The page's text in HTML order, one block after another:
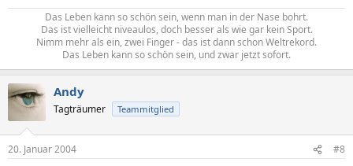
Das Leben kann so schön sein, wenn man in der Nase bohrt.
Das ist vielleicht niveaulos, doch besser als wie gar kein Sport.
Nimm mehr als ein, zwei Finger - das ist dann schon Weltrekord.
Das Leben kann so schön sein, und zwar jetzt sofort.​
Andy
Tagträumer Teammitglied
20. Januar 2004 #8